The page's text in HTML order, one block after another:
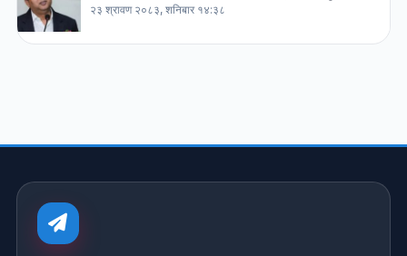
२३ श्रावण २०८३, शनिबार १४:३८